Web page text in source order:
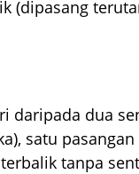
(dipasang
daripada dua
satu
tanpa